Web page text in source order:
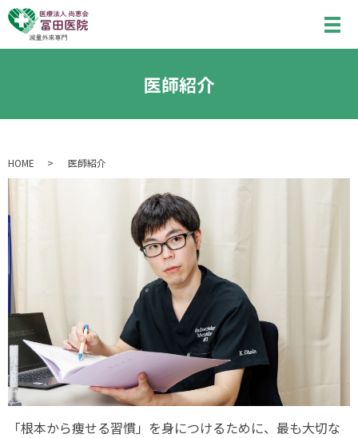
医師紹介
HOME 医師紹介
「根本から痩せる習慣」を身につけるために、最も大切な